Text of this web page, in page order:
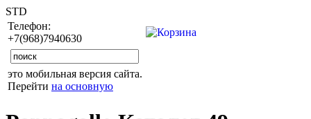
STD
Телефон:
+7(968)7940630
это мобильная версия сайта.
Перейти на основную